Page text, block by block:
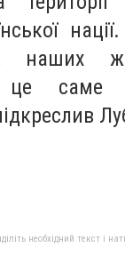
наших
це саме
необхідний текст і